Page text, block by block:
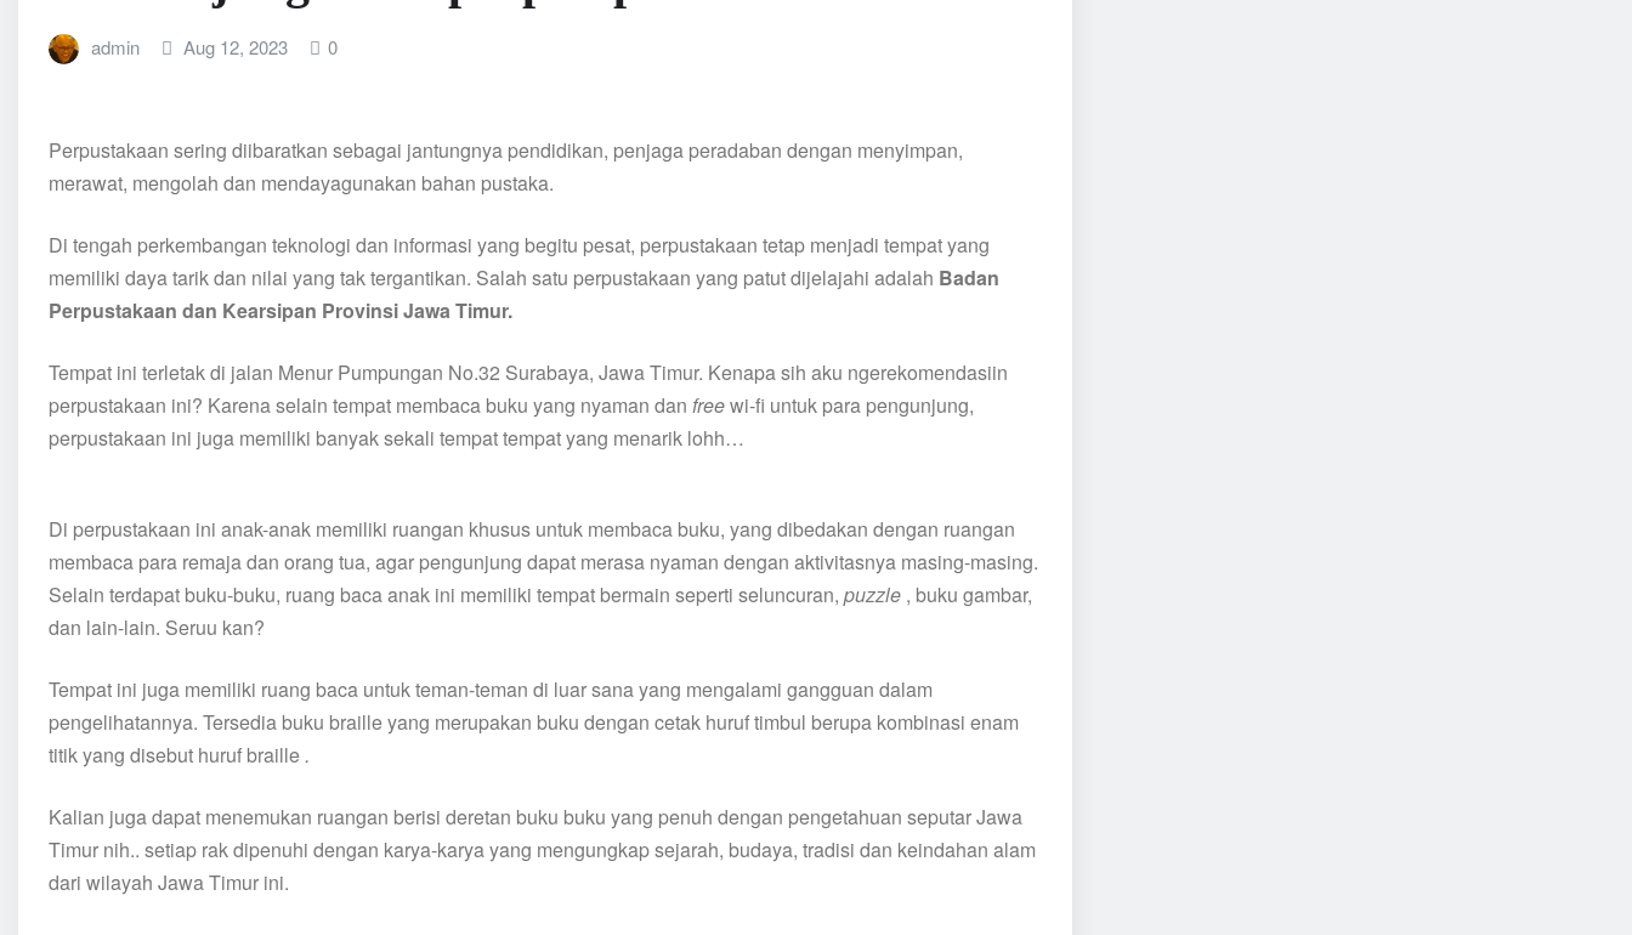
admin Aug 12, 2023 0
Perpustakaan sering diibaratkan sebagai jantungnya pendidikan, penjaga peradaban dengan menyimpan,
merawat, mengolah dan mendayagunakan bahan pustaka.
Di tengah perkembangan teknologi dan informasi yang begitu pesat, perpustakaan tetap menjadi tempat yang
memiliki daya tarik dan nilai yang tak tergantikan. Salah satu perpustakaan yang patut dijelajahi adalah Badan
Perpustakaan dan Kearsipan Provinsi Jawa Timur.
Tempat ini terletak di jalan Menur Pumpungan No.32 Surabaya, Jawa Timur. Kenapa sih aku ngerekomendasiin
perpustakaan ini? Karena selain tempat membaca buku yang nyaman dan freewi-fi untuk para pengunjung,
perpustakaan ini juga memiliki banyak sekali tempat tempat yang menarik lohh…
Di perpustakaan ini anak-anak memiliki ruangan khusus untuk membaca buku, yang dibedakan dengan ruangan
membaca para remaja dan orang tua, agar pengunjung dapat merasa nyaman dengan aktivitasnya masing-masing.
Selain terdapat buku-buku, ruang baca anak ini memiliki tempat bermain seperti seluncuran, puzzle , buku gambar,
dan lain-lain. Seruu kan?
Tempat ini juga memiliki ruang baca untuk teman-teman di luar sana yang mengalami gangguan dalam
pengelihatannya. Tersedia buku braille yang merupakan buku dengan cetak huruf timbul berupa kombinasi enam
titik yang disebut huruf braille.
Kalian juga dapat menemukan ruangan berisi deretan buku buku yang penuh dengan pengetahuan seputar Jawa
Timur nih.. setiap rak dipenuhi dengan karya-karya yang mengungkap sejarah, budaya, tradisi dan keindahan alam
dari wilayah Jawa Timur ini.